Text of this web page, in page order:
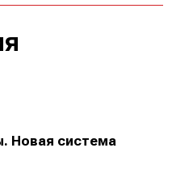
Новая система